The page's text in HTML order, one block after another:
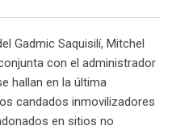
Gadmic Saquisilí, Mitchel
con el administrador
hallan en la última
candados inmovilizadores
en sitios no